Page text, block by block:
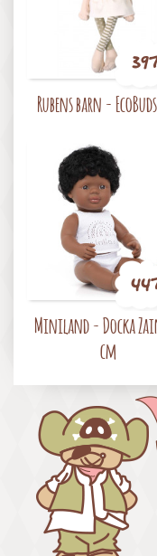
Rubens barn -
Miniland - Docka
cm